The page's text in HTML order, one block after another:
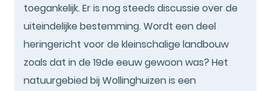
toegankelijk. Er is nog steeds discussie over de
uiteindelijke bestemming. Wordt een deel
heringericht voor de kleinschalige landbouw
zoals dat in de 19de eeuw gewoon was? Het
natuurgebied bij Wollinghuizen is een